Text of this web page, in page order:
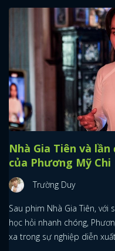
Nhà Gia Tiên và
của Phương Mỹ Chi
Trường Duy
Sau phim Nhà Gia Tiên, với
học hỏi nhanh chóng,
xa trong sự nghiệp diễn